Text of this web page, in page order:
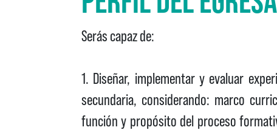
Serás capaz de:
1. Diseñar, implementar y evaluar
secundaria, considerando: marco
función y propósito del proceso